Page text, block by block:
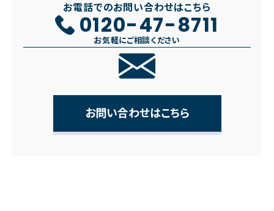
お電話でのお問い合わせはこちら
0120-47-8711
お気軽にご相談ください
お問い合わせはこちら